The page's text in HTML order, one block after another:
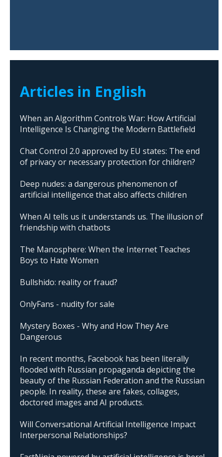
Articles in English
When an Algorithm Controls War: How Artificial
Intelligence Is Changing the Modern Battlefield
Chat Control 2.0 approved by EU states: The end
of privacy or necessary protection for children?
Deep nudes: a dangerous phenomenon of
artificial intelligence that also affects children
When AI tells us it understands us. The illusion of
friendship with chatbots
The Manosphere: When the Internet Teaches
Boys to Hate Women
Bullshido: reality or fraud?
OnlyFans - nudity for sale
Mystery Boxes - Why and How They Are
Dangerous
In recent months, Facebook has been literally
flooded with Russian propaganda depicting the
beauty of the Russian Federation and the Russian
people. In reality, these are fakes, collages,
doctored images and AI products.
Will Conversational Artificial Intelligence Impact
Interpersonal Relationships?